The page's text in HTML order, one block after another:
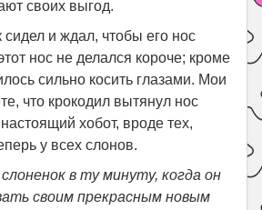
своих выгод.
сидел и ждал, чтобы его нос
нос не делался короче; кроме
сильно косить глазами. Мои
что крокодил вытянул нос
хобот, вроде тех,
у всех слонов.
в ту минуту, когда он
своим прекрасным новым